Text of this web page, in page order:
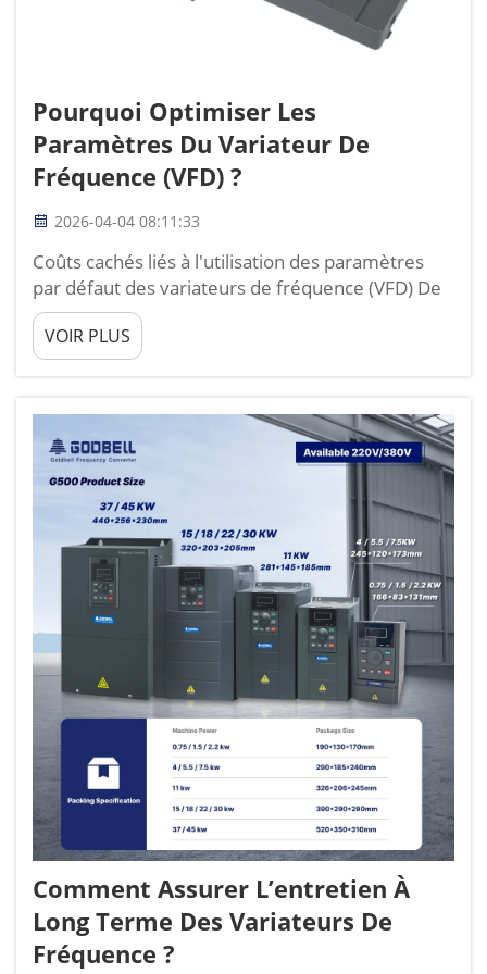
Pourquoi Optimiser Les
Paramètres Du Variateur De
Fréquence (VFD) ?
2026-04-04 08:11:33
Coûts cachés liés à l'utilisation des paramètres
par défaut des variateurs de fréquence (VFD) De
nombreux responsables d'usine et équipes de
maintenance installent simplement un variateur
de fréquence (VFD), utilisent les paramètres
fonctionnera efficacement. Selon près de ...
VOIR PLUS
Comment Assurer L’entretien À
Long Terme Des Variateurs De
Fréquence ?